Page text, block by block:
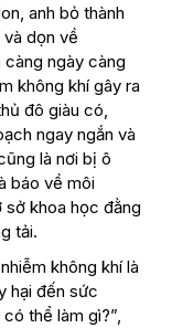
anh bỏ thành
và dọn về
ngày càng
không khí gây ra
đô giàu có,
ngay ngắn và
là nơi bị ô
báo về môi
sở khoa học đằng
tải.
không khí là
hại đến sức
thể làm gì?”,